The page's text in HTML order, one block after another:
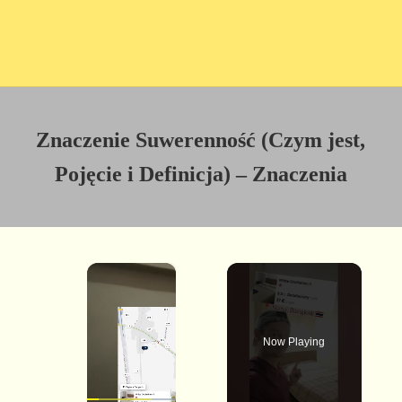
Znaczenie Suwerenność (Czym jest,
Pojęcie i Definicja) – Znaczenia
×
Now Playing